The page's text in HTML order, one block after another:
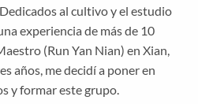
al cultivo y el estudio
experiencia de más de 10
(Run Yan Nian) en Xian,
años, me decidí a poner en
y formar este grupo.